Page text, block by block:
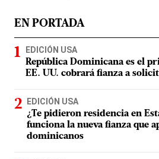
EN PORTADA
EDICIÓN USA
República Dominicana es el
EE. UU. cobrará fianza a
EDICIÓN USA
¿Te pidieron residencia en
funciona la nueva fianza que
dominicanos